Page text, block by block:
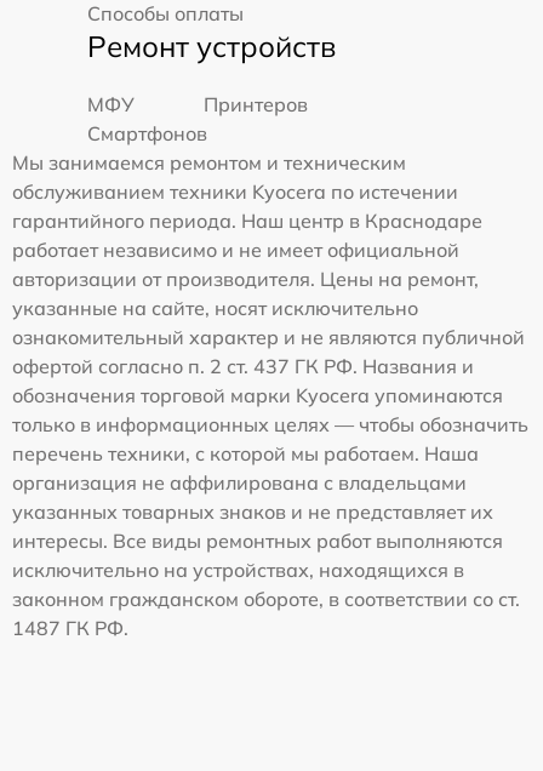
Способы оплаты
Ремонт устройств
МФУ
Принтеров
Смартфонов
Мы занимаемся ремонтом и техническим
обслуживанием техники Kyocera по истечении
гарантийного периода. Наш центр в Краснодаре
работает независимо и не имеет официальной
авторизации от производителя. Цены на ремонт,
указанные на сайте, носят исключительно
ознакомительный характер и не являются публичной
офертой согласно п. 2 ст. 437 ГК РФ. Названия и
обозначения торговой марки Kyocera упоминаются
только в информационных целях — чтобы обозначить
перечень техники, с которой мы работаем. Наша
организация не аффилирована с владельцами
указанных товарных знаков и не представляет их
интересы. Все виды ремонтных работ выполняются
исключительно на устройствах, находящихся в
законном гражданском обороте, в соответствии со ст.
1487 ГК РФ.